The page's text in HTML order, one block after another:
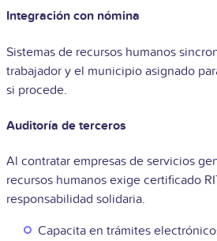
Integración con nómina
Sistemas de recursos humanos
trabajador y el municipio asignado
si procede.
Auditoría de terceros
Al contratar empresas de servicios
recursos humanos exige certificado
responsabilidad solidaria.
Capacita en trámites